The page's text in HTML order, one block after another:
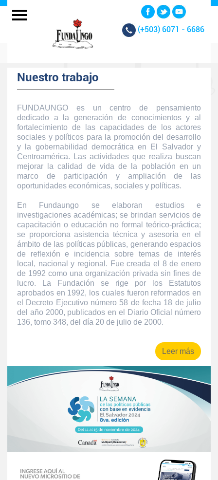
(+503) 6071 - 6686
Nuestro trabajo
FUNDAUNGO es un centro de pensamiento
dedicado a la generación de conocimientos y al
fortalecimiento de las capacidades de los actores
sociales y políticos para la promoción del desarrollo
y la gobernabilidad democrática en El Salvador y
Centroamérica. Las actividades que realiza buscan
mejorar la calidad de vida de la población en un
marco de participación y ampliación de las
oportunidades económicas, sociales y políticas.
En Fundaungo se elaboran estudios e
investigaciones académicas; se brindan servicios de
capacitación o educación no formal teórico-práctica;
se proporciona asistencia técnica y asesoría en el
ámbito de las políticas públicas, generando espacios
de reflexión e incidencia sobre temas de interés
local, nacional y regional. Fue creada el 8 de enero
de 1992 como una organización privada sin fines de
lucro. La Fundación se rige por los Estatutos
aprobados en 1992, los cuales fueron reformados en
el Decreto Ejecutivo número 58 de fecha 18 de julio
del año 2000, publicados en el Diario Oficial número
136, tomo 348, del día 20 de julio de 2000.
Leer más